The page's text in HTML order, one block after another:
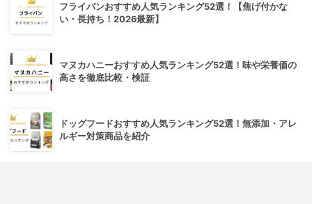
フライパンおすすめ人気ランキング52選！【焦げ付かな
い・長持ち！2026最新】
マヌカハニーおすすめ人気ランキング52選！味や栄養価の
高さを徹底比較・検証
ドッグフードおすすめ人気ランキング52選！無添加・アレ
ルギー対策商品を紹介